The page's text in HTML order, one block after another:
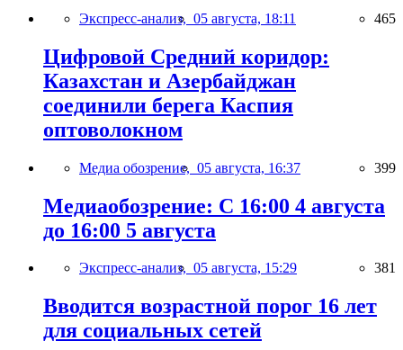
Экспресс-анализ, 05 августа, 18:11 465
Цифровой Средний коридор:
Казахстан и Азербайджан
соединили берега Каспия
оптоволокном
Медиа обозрение, 05 августа, 16:37 399
Медиаобозрение: С 16:00 4 августа
до 16:00 5 августа
Экспресс-анализ, 05 августа, 15:29 381
Вводится возрастной порог 16 лет
для социальных сетей